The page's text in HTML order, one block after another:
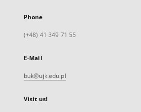
Phone
(+48) 41 349 71 55
E-Mail
buk@ujk.edu.pl
Visit us!